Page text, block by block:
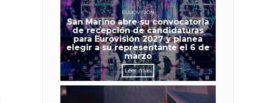
EUROVISIÓN
San Marino abre su convocatoria
de recepción de candidaturas
para Eurovisión 2027 y planea
elegir a su representante el 6 de
marzo
Leer más